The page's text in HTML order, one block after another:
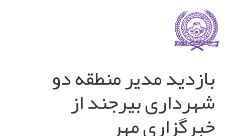
بازدید مدیر منطقه دو
شهرداری بیرجند از
خبرگزاری مهر